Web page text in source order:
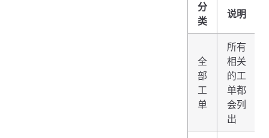
分
类
说明
全
部
工
单
所有
相关
的工
单都
会列
出